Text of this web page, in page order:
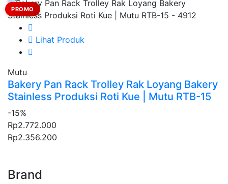
Brand
PROMO
Lihat Produk
Mutu
Bakery Pan Rack Trolley Rak Loyang Bakery
Stainless Produksi Roti Kue | Mutu RTB-15
-15%
Rp2.772.000
Rp2.356.200